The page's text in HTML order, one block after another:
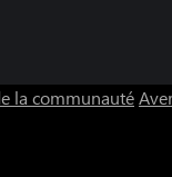
la communauté